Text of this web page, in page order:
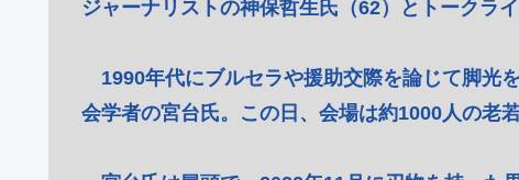
ジャーナリストの神保哲生氏（62）とトークライ
1990年代にブルセラや援助交際を論じて脚光
会学者の宮台氏。この日、会場は約1000人の老